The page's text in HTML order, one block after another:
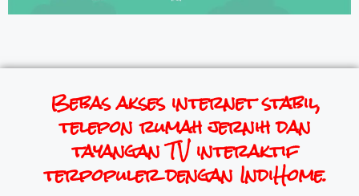
Bebas akses internet stabil,
telepon rumah jernih dan
tayangan TV interaktif
terpopuler dengan IndiHome.